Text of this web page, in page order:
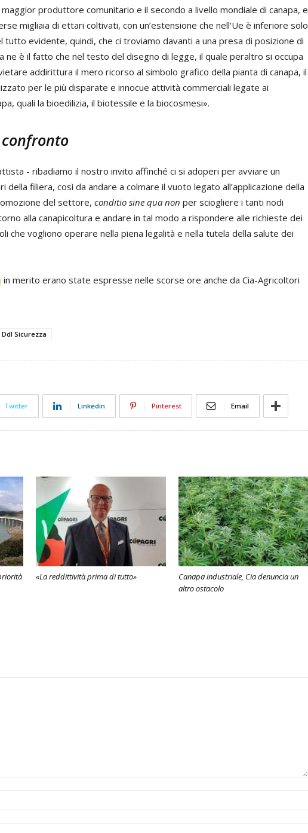
produttore comunitario e il secondo a livello mondiale di canapa, e
migliaia di ettari coltivati, con un’estensione che nell’Ue è inferiore solo
tutto evidente, quindi, che ci troviamo davanti a una presa di posizione di
ne è il fatto che nel testo del disegno di legge, il quale peraltro si occupa
addirittura il mero ricorso al simbolo grafico della pianta di canapa, il
per le più disparate e innocue attività commerciali legate ai
quali la bioedilizia, il biotessile e la biocosmesi».
- ribadiamo il nostro invito affinché ci si adoperi per avviare un
filiera, così da andare a colmare il vuoto legato all’applicazione della
del settore, conditio sine qua non per sciogliere i tanti nodi
alla canapicoltura e andare in tal modo a rispondere alle richieste dei
che vogliono operare nella piena legalità e nella tutela della salute dei
in merito erano state espresse nelle scorse ore anche da Cia-Agricoltori
Ddl Sicurezza
Twitter Linkedin Pinterest Email
«La reddittività prima di tutto»
Canapa industriale, Cia denuncia un
altro ostacolo